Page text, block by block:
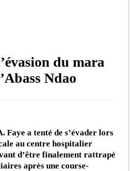
du mara
Ndao
Faye a tenté de s’évader lors
au centre hospitalier
d’être finalement rattrapé
après une course-